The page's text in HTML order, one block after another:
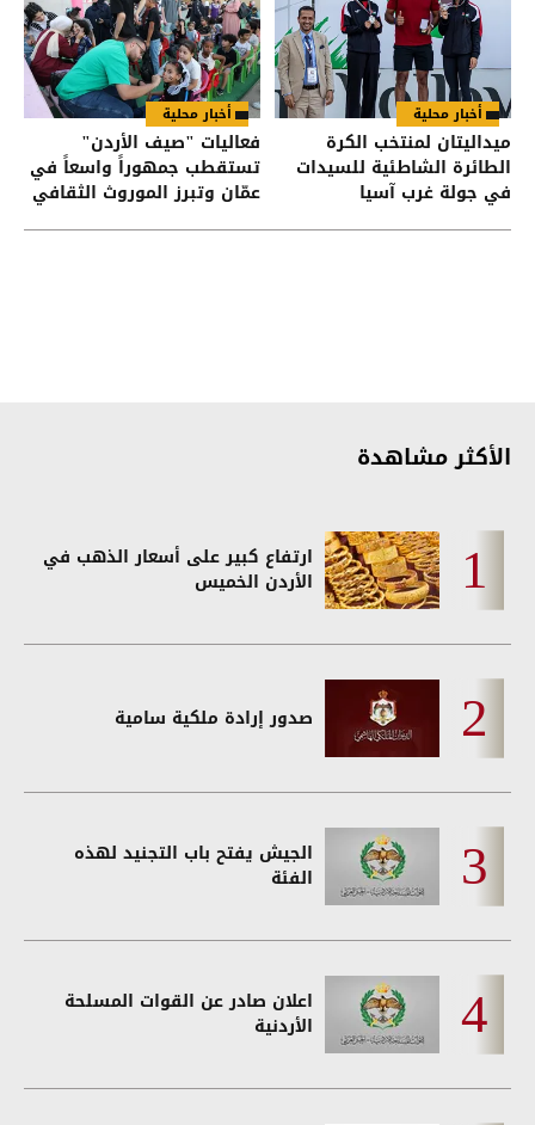
أخبار محلية
ميداليتان لمنتخب الكرة
الطائرة الشاطئية للسيدات
في جولة غرب آسيا
أخبار محلية
فعاليات "صيف الأردن"
تستقطب جمهوراً واسعاً في
عمّان وتبرز الموروث الثقافي
الأكثر مشاهدة
ارتفاع كبير على أسعار الذهب في
الأردن الخميس
صدور إرادة ملكية سامية
الجيش يفتح باب التجنيد لهذه
الفئة
اعلان صادر عن القوات المسلحة
الأردنية